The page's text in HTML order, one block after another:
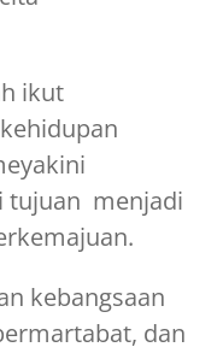
ikut
tujuan menjadi
kebangsaan
dan